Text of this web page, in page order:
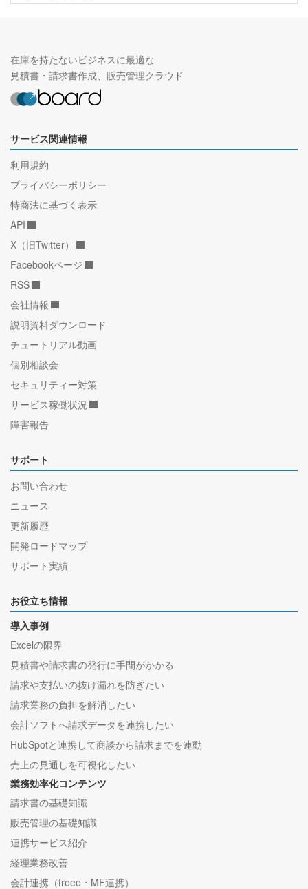
在庫を持たないビジネスに最適な
見積書・請求書作成、販売管理クラウド
サービス関連情報
利用規約
プライバシーポリシー
特商法に基づく表示
API
X（旧Twitter）
Facebookページ
RSS
会社情報
説明資料ダウンロード
チュートリアル動画
個別相談会
セキュリティー対策
サービス稼働状況
障害報告
サポート
お問い合わせ
ニュース
更新履歴
開発ロードマップ
サポート実績
お役立ち情報
導入事例
Excelの限界
見積書や請求書の発行に手間がかかる
請求や支払いの抜け漏れを防ぎたい
請求業務の負担を解消したい
会計ソフトへ請求データを連携したい
HubSpotと連携して商談から請求までを連動
売上の見通しを可視化したい
業務効率化コンテンツ
請求書の基礎知識
販売管理の基礎知識
連携サービス紹介
経理業務改善
会計連携（freee・MF連携）